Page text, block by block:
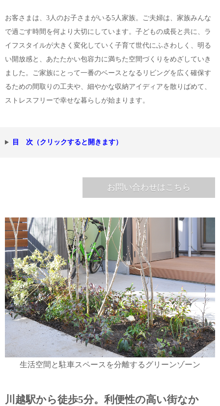
お客さまは、3人のお子さまがいる5人家族。ご夫婦は、家族みんな
で過ごす時間を何より大切にしています。子どもの成長と共に、ラ
イフスタイルが大きく変化していく子育て世代にふさわしく、明る
い開放感と、あたたかい包容力に満ちた空間づくりをめざしていき
ました。ご家族にとって一番のベースとなるリビングを広く確保す
るための間取りの工夫や、細やかな収納アイディアを散りばめて、
ストレスフリーで幸せな暮らしが始まります。
目 次（クリックすると開きます）
お問い合わせはこちら
生活空間と駐車スペースを分離するグリーンゾーン
川越駅から徒歩5分。利便性の高い街なか